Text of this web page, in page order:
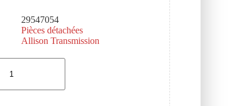
29547054
Pièces détachées
Allison Transmission